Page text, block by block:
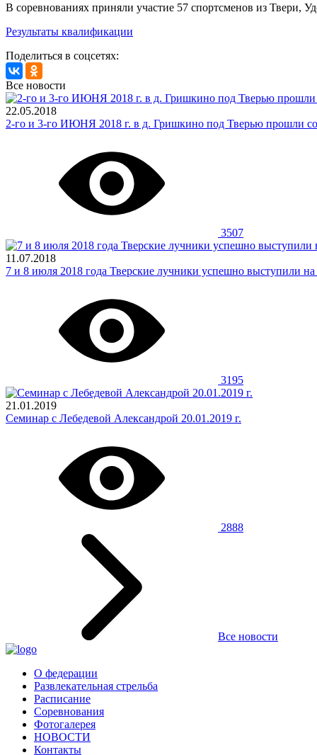
В соревнованиях приняли участие 57 спортсменов из Твери,
Результаты квалификации
Поделиться в соцсетях:
Все новости
22.05.2018
2-го и 3-го ИЮНЯ 2018 г. в д. Гришкино под Тверью прошли
3507
11.07.2018
7 и 8 июля 2018 года Тверские лучники успешно выступили
3195
21.01.2019
Семинар с Лебедевой Александрой 20.01.2019 г.
2888
Все новости
О федерации
Развлекательная стрельба
Расписание
Соревнования
Фотогалерея
НОВОСТИ
Контакты